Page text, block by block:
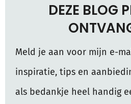
DEZE BLOG
Meld je aan voor mijn e-
inspiratie, tips en
als bedankje heel handig